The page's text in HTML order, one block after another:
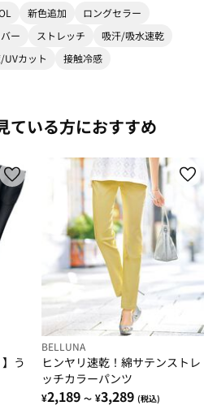
新色追加
ロングセラー
ー ストレッチ
吸汗/吸水速乾
UVカット
接触冷感
ている方におすすめ
う
BELLUNA
ヒンヤリ速乾！綿サテンストレ
ッチカラーパンツ
¥2,189 ～ ¥3,289 (税込)